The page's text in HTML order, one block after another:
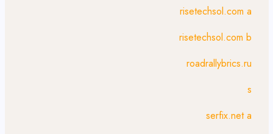
risetechsol.com a
risetechsol.com b
roadrallybrics.ru
s
serfix.net a